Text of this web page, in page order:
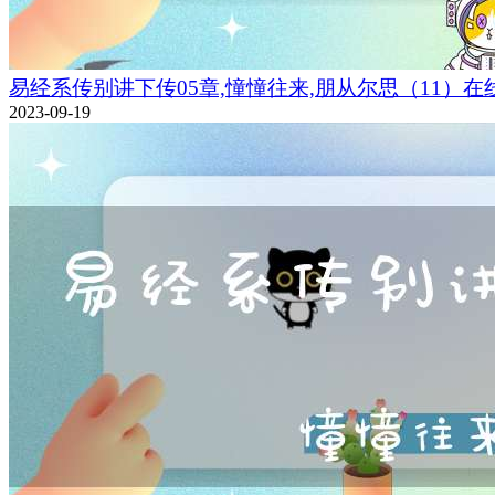
易经系传别讲下传05章,憧憧往来,朋从尔思（11）在
2023-09-19